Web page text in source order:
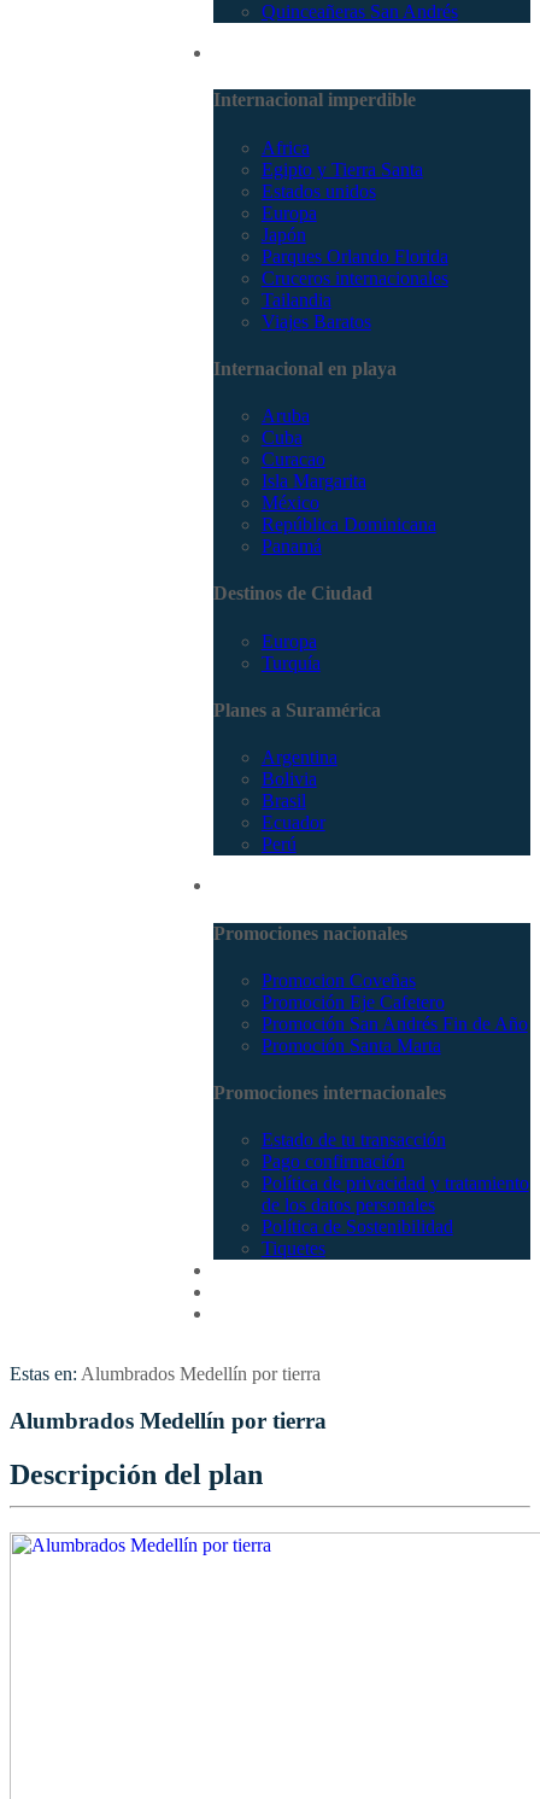
Quinceañeras San Andrés
Internacional imperdible
Africa
Egipto y Tierra Santa
Estados unidos
Europa
Japón
Parques Orlando Florida
Cruceros internacionales
Tailandia
Viajes Baratos
Internacional en playa
Aruba
Cuba
Curacao
Isla Margarita
México
República Dominicana
Panamá
Destinos de Ciudad
Europa
Turquía
Planes a Suramérica
Argentina
Bolivia
Brasil
Ecuador
Perú
Promociones nacionales
Promocion Coveñas
Promoción Eje Cafetero
Promoción San Andrés Fin de Año
Promoción Santa Marta
Promociones internacionales
Estado de tu transacción
Pago confirmación
Política de privacidad y tratamiento
de los datos personales
Política de Sostenibilidad
Tiquetes
Estas en: Alumbrados Medellín por tierra
Alumbrados Medellín por tierra
Descripción del plan